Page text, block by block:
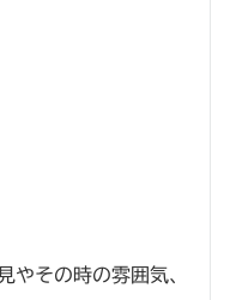
その時の雰囲気、